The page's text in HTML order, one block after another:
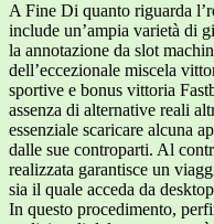
A Fine Di quanto riguarda
include un’ampia varietà di
la annotazione da slot
dell’eccezionale miscela
sportive e bonus vittoria
assenza di alternative reali
essenziale scaricare alcuna
dalle sue controparti. Al
realizzata garantisce un
sia il quale acceda da
In questo procedimento,